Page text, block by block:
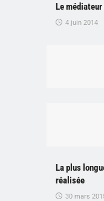
Le médiateur
4 juin 2014
La plus
réalisée
30 mars